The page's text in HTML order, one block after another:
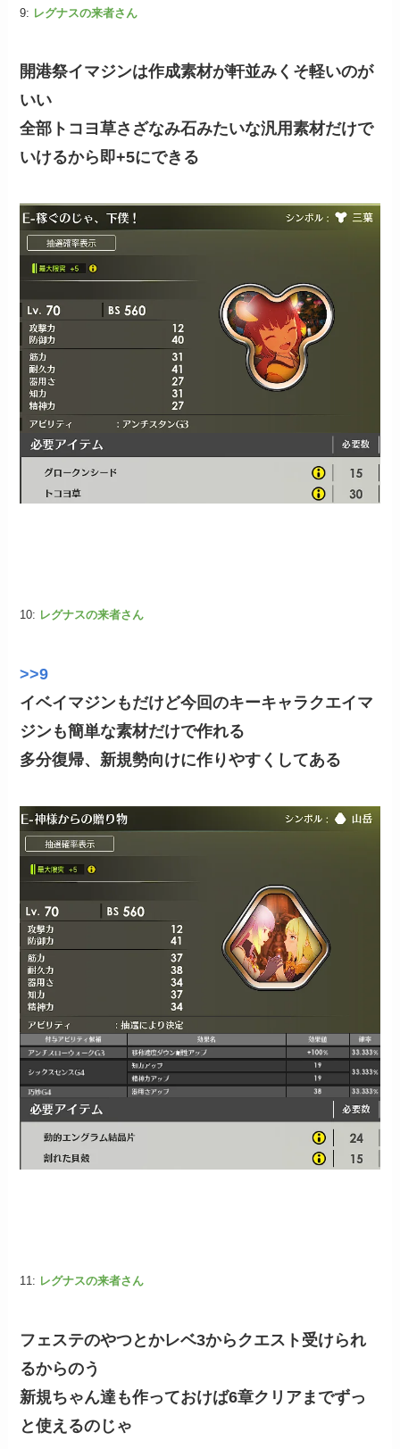
9: レグナスの来者さん
開港祭イマジンは作成素材が軒並みくそ軽いのが
いい
全部トコヨ草さざなみ石みたいな汎用素材だけで
いけるから即+5にできる
10: レグナスの来者さん
>>9
イベイマジンもだけど今回のキーキャラクエイマ
ジンも簡単な素材だけで作れる
多分復帰、新規勢向けに作りやすくしてある
11: レグナスの来者さん
フェステのやつとかレベ3からクエスト受けられ
るからのう
新規ちゃん達も作っておけば6章クリアまでずっ
と使えるのじゃ